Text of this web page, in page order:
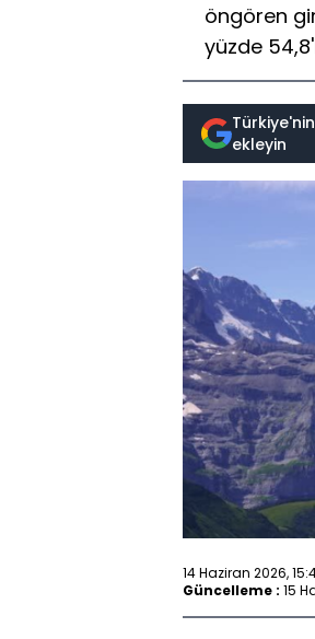
öngören
yüzde
ekleyin
14 Haziran 2026,
Güncelleme : 15